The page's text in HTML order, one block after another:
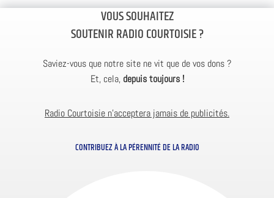
VOUS SOUHAITEZ
SOUTENIR RADIO COURTOISIE ?
Saviez-vous que notre site ne vit que de vos dons ?
Et, cela, depuis toujours !
Radio Courtoisie n’acceptera jamais de publicités.
CONTRIBUEZ À LA PÉRENNITÉ DE LA RADIO